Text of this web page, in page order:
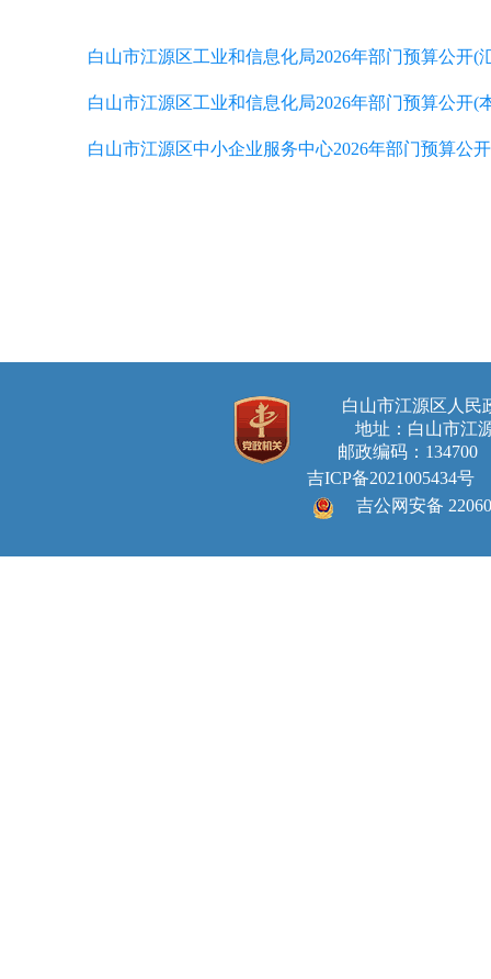
白山市江源区工业和信息化局2026年部门预算公开(
白山市江源区工业和信息化局2026年部门预算公开(
白山市江源区中小企业服务中心2026年部门预算公开
白山市江源区人
地址：白山市江
邮政编码：134700
吉ICP备2021005434号
吉公网安备